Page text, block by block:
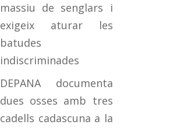
massiu de senglars i
exigeix aturar les
batudes
indiscriminades
DEPANA documenta
dues osses amb tres
cadells cadascuna a la